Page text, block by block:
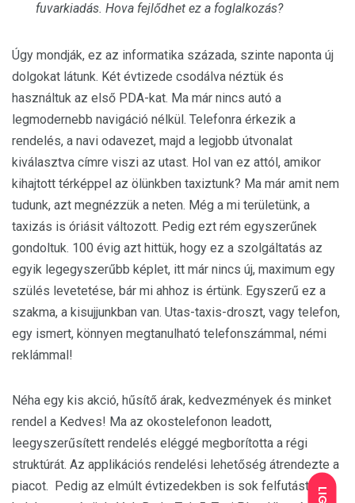
fuvarkiadás. Hova fejlődhet ez a foglalkozás?
Úgy mondják, ez az informatika százada, szinte naponta új
dolgokat látunk. Két évtizede csodálva néztük és
használtuk az első PDA-kat. Ma már nincs autó a
legmodernebb navigáció nélkül. Telefonra érkezik a
rendelés, a navi odavezet, majd a legjobb útvonalat
kiválasztva címre viszi az utast. Hol van ez attól, amikor
kihajtott térképpel az ölünkben taxiztunk? Ma már amit nem
tudunk, azt megnézzük a neten. Még a mi területünk, a
taxizás is óriásit változott. Pedig ezt rém egyszerűnek
gondoltuk. 100 évig azt hittük, hogy ez a szolgáltatás az
egyik legegyszerűbb képlet, itt már nincs új, maximum egy
szülés levetetése, bár mi ahhoz is értünk. Egyszerű ez a
szakma, a kisujjunkban van. Utas-taxis-droszt, vagy telefon,
egy ismert, könnyen megtanulható telefonszámmal, némi
reklámmal!
Néha egy kis akció, hűsítő árak, kedvezmények és minket
rendel a Kedves! Ma az okostelefonon leadott,
leegyszerűsített rendelés eléggé megborította a régi
struktúrát. Az applikációs rendelési lehetőség átrendezte a
piacot. Pedig az elmúlt évtizedekben is sok felfutást és